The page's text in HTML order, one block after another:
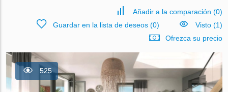
Añadir a la comparación (0)
Guardar en la lista de deseos(0)
Visto (1)
Ofrezca su precio
525